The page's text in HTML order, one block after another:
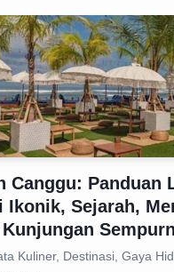
Canggu: Panduan
Ikonik, Sejarah,
Kuliner, Destinasi, Gaya